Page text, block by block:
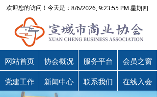
8/6/2026, 9:23:55 PM 星期四
欢迎您的访问！今天是：
网站首页 协会概况 服务平台 会员之窗
党建工作 新闻中心 联系我们 在线入会